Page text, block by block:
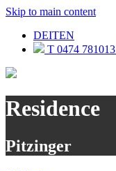
Skip to main content
DEITEN
T 0474 781013
Residence
Pitzinger